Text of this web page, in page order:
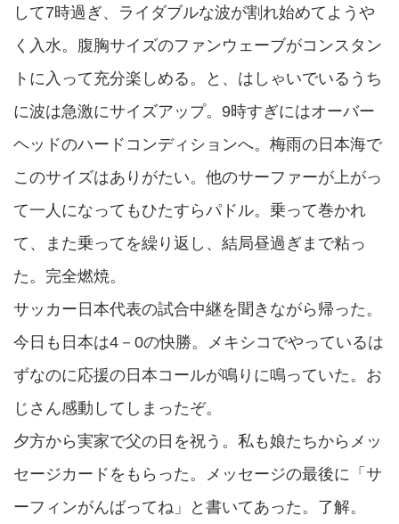
して7時過ぎ、ライダブルな波が割れ始めてようや
く入水。腹胸サイズのファンウェーブがコンスタン
トに入って充分楽しめる。と、はしゃいでいるうち
に波は急激にサイズアップ。9時すぎにはオーバー
ヘッドのハードコンディションへ。梅雨の日本海で
このサイズはありがたい。他のサーファーが上がっ
て一人になってもひたすらパドル。乗って巻かれ
て、また乗ってを繰り返し、結局昼過ぎまで粘っ
た。完全燃焼。
サッカー日本代表の試合中継を聞きながら帰った。
今日も日本は4－0の快勝。メキシコでやっているは
ずなのに応援の日本コールが鳴りに鳴っていた。お
じさん感動してしまったぞ。
夕方から実家で父の日を祝う。私も娘たちからメッ
セージカードをもらった。メッセージの最後に「サ
ーフィンがんばってね」と書いてあった。了解。